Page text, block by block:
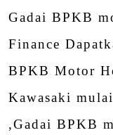
Gadai BPKB
Finance
BPKB Motor
Kawasaki
,Gadai BPKB